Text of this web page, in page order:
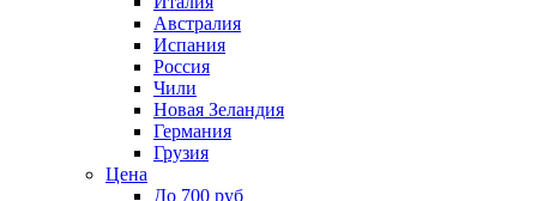
Австралия
Испания
Россия
Чили
Новая Зеландия
Германия
Грузия
Цена
До 700 руб